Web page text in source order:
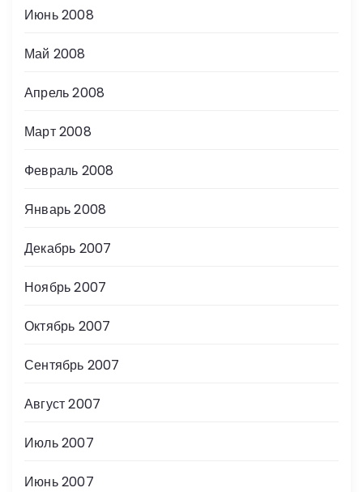
Июнь 2008
Май 2008
Апрель 2008
Март 2008
Февраль 2008
Январь 2008
Декабрь 2007
Ноябрь 2007
Октябрь 2007
Сентябрь 2007
Август 2007
Июль 2007
Июнь 2007